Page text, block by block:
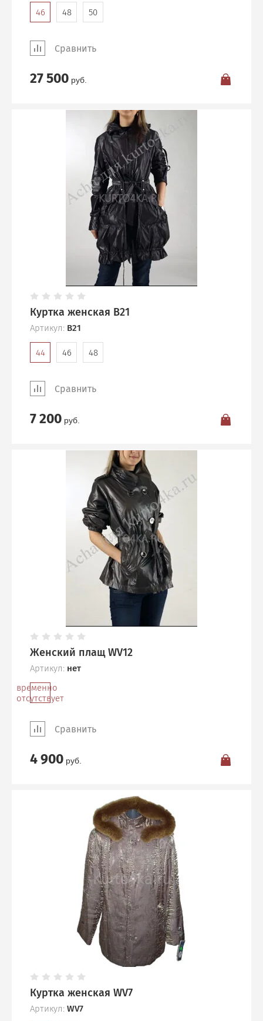
46 48 50
Сравнить
27 500 руб.
Куртка женская B21
Артикул: B21
44 46 48
Сравнить
7 200 руб.
Женский плащ WV12
Артикул: нет
временно
отсутствует
Сравнить
4 900 руб.
Куртка женская WV7
Артикул: WV7